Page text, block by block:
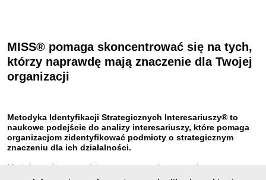
MISS® pomaga skoncentrować się na tych,
którzy naprawdę mają znaczenie dla Twojej
organizacji
Metodyka Identyfikacji Strategicznych Interesariuszy® to
naukowe podejście do analizy interesariuszy, które pomaga
organizacjom zidentyfikować podmioty o strategicznym
znaczeniu dla ich działalności.
Moduły analizy pozwalają na zmapowanie otoczenia, ocenę
wpływu interesariuszy oraz rozpoznanie, jakie role odgrywają.